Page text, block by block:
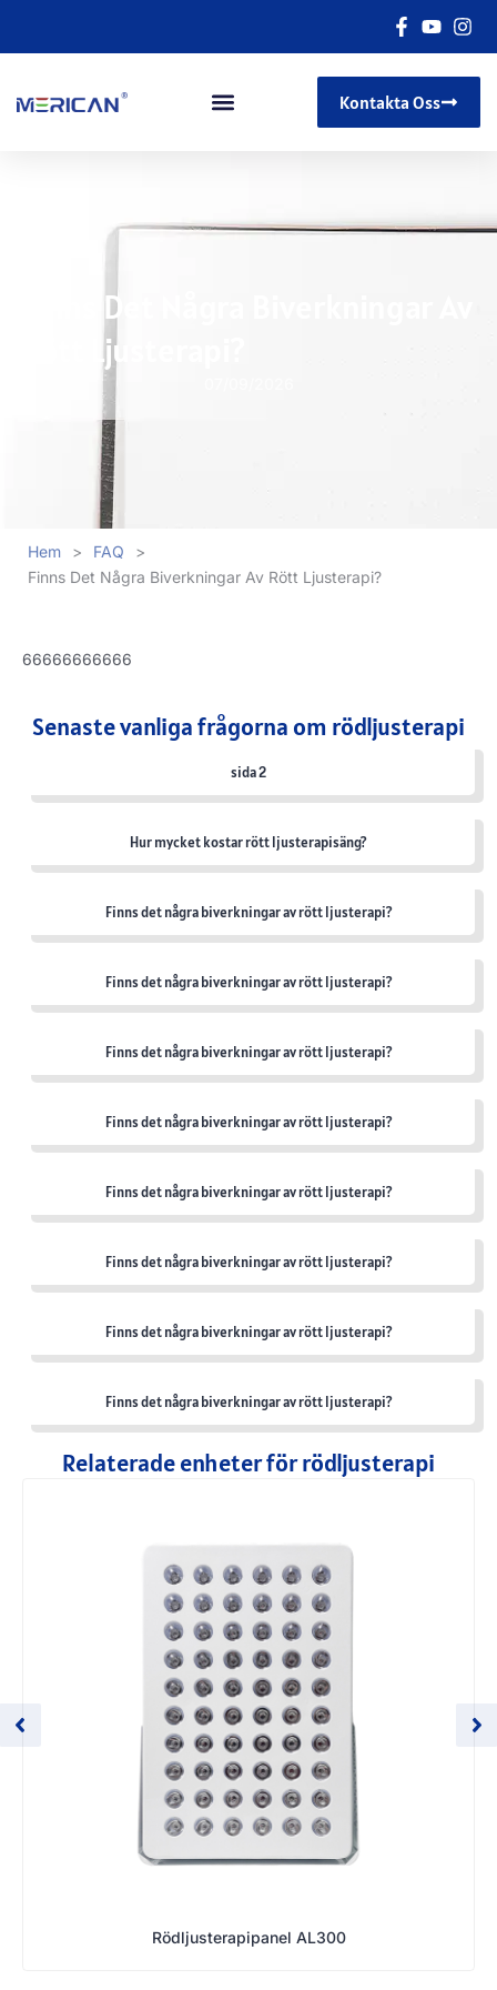
Kontakta Oss
Finns Det Några Biverkningar Av
Rött Ljusterapi?
Hem > FAQ
>
Finns Det Några Biverkningar Av Rött Ljusterapi?
66666666666
Senaste vanliga frågorna om rödljusterapi
sida 2
Hur mycket kostar rött ljusterapisäng?
Finns det några biverkningar av rött ljusterapi?
Finns det några biverkningar av rött ljusterapi?
Finns det några biverkningar av rött ljusterapi?
Finns det några biverkningar av rött ljusterapi?
Finns det några biverkningar av rött ljusterapi?
Finns det några biverkningar av rött ljusterapi?
Finns det några biverkningar av rött ljusterapi?
Finns det några biverkningar av rött ljusterapi?
Relaterade enheter för rödljusterapi
Rödljusterapipanel AL300